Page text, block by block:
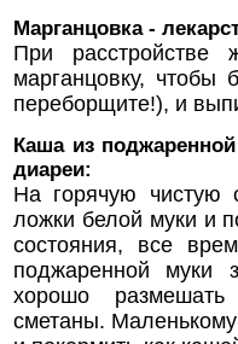
Марганцовка -
При расстройстве
марганцовку, чтобы
переборщите!), и
Каша из
диареи:
На горячую чистую
ложки белой муки и
состояния, все
поджаренной муки
хорошо размешать
сметаны.